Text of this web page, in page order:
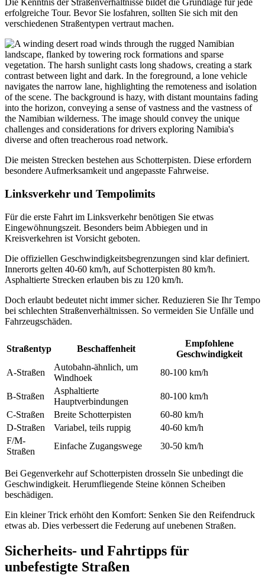
Die Kenntnis der Straßenverhältnisse bildet die Grundlage für jede
erfolgreiche Tour. Bevor Sie losfahren, sollten Sie sich mit den
verschiedenen Straßentypen vertraut machen.
Die meisten Strecken bestehen aus Schotterpisten. Diese erfordern
besondere Aufmerksamkeit und angepasste Fahrweise.
Linksverkehr und Tempolimits
Für die erste Fahrt im Linksverkehr benötigen Sie etwas
Eingewöhnungszeit. Besonders beim Abbiegen und in
Kreisverkehren ist Vorsicht geboten.
Die offiziellen Geschwindigkeitsbegrenzungen sind klar definiert.
Innerorts gelten 40-60 km/h, auf Schotterpisten 80 km/h.
Asphaltierte Strecken erlauben bis zu 120 km/h.
Doch erlaubt bedeutet nicht immer sicher. Reduzieren Sie Ihr Tempo
bei schlechten Straßenverhältnissen. So vermeiden Sie Unfälle und
Fahrzeugschäden.
Straßentyp Beschaffenheit
Empfohlene
Geschwindigkeit
A-Straßen
Autobahn-ähnlich, um
Windhoek
80-100 km/h
B-Straßen
Asphaltierte
Hauptverbindungen
80-100 km/h
C-Straßen
Breite Schotterpisten
60-80 km/h
D-Straßen
Variabel, teils ruppig
40-60 km/h
F/M-
Straßen
Einfache Zugangswege 30-50 km/h
Bei Gegenverkehr auf Schotterpisten drosseln Sie unbedingt die
Geschwindigkeit. Herumfliegende Steine können Scheiben
beschädigen.
Ein kleiner Trick erhöht den Komfort: Senken Sie den Reifendruck
etwas ab. Dies verbessert die Federung auf unebenen Straßen.
Sicherheits- und Fahrtipps für
unbefestigte Straßen